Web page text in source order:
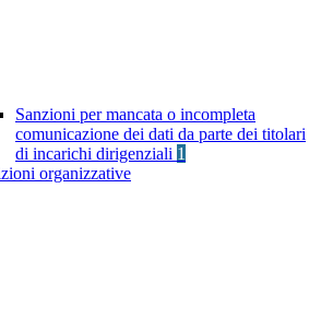
Sanzioni per mancata o incompleta
comunicazione dei dati da parte dei titolari
di incarichi dirigenziali 1
organizzative